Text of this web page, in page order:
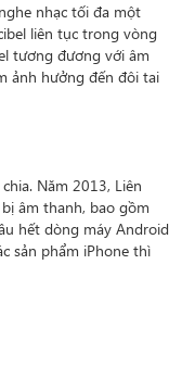
nhạc tối đa một
liên tục trong vòng
tương đương với âm
ảnh hưởng đến đôi tai
Năm 2013, Liên
âm thanh, bao gồm
hết dòng máy Android
sản phẩm iPhone thì